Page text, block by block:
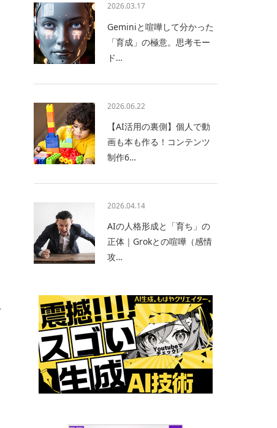
2026.03.17
Geminiと喧嘩して分かった
「育成」の極意。思考モー
ド…
2026.06.22
【AI活用の裏側】個人で動
画も本も作る！コンテンツ
制作6…
2026.04.14
AIの人格形成と「育ち」の
正体｜Grokとの喧嘩（感情
攻…